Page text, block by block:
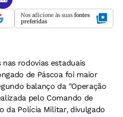
Nos adicione às suas fontes
preferidas
rodovias estaduais
de Páscoa foi maior
balanço da "Operação
pelo Comando de
da Polícia Militar, divulgado